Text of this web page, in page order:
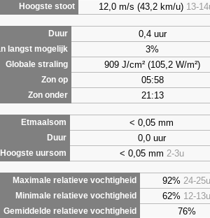
Hoogste stoot 12,0 m/s (43,2 km/u) 13-
Duur 0,4 uur
langst mogelijk 3%
Globale straling 909 J/cm² (105,2 W/m²)
Zon op 05:58
Zon onder 21:13
Etmaalsom < 0,05 mm
Duur 0,0 uur
Hoogste uursom < 0,05 mm 2-3u
Maximale relatieve vochtigheid 92% 24-25u
Minimale relatieve vochtigheid 62% 12-13u
Gemiddelde relatieve vochtigheid 76%